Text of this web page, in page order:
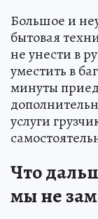
Большое и
бытовая
не унести в
уместить в
минуты
услуги
Что
мы не